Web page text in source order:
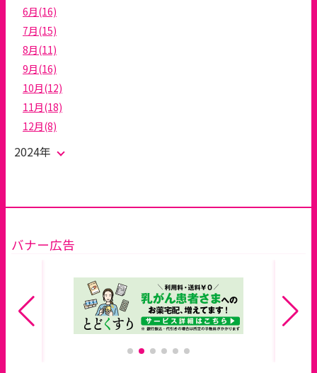
6月(16)
7月(15)
8月(11)
9月(16)
10月(12)
11月(18)
12月(8)
2024年
バナー広告